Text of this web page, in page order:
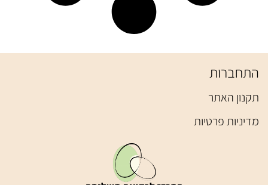
התחברות
תקנון האתר
מדיניות פרטיות